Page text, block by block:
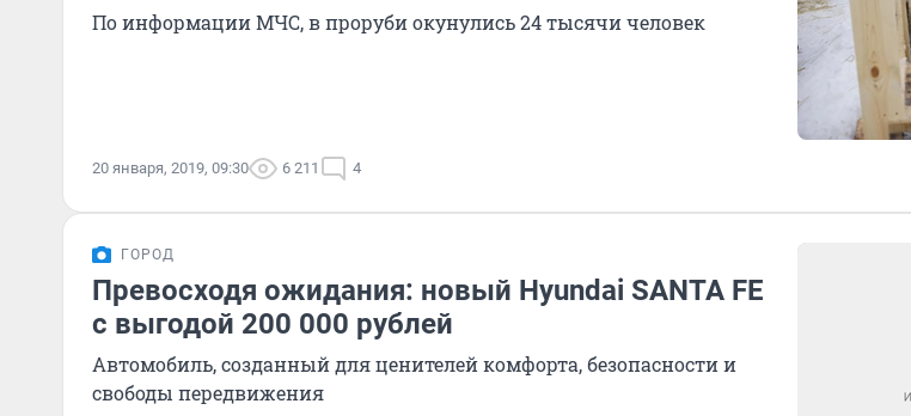
По информации МЧС, в проруби окунулись 24 тысячи человек
20 января, 2019, 09:30 6 211 4
ГОРОД
Превосходя ожидания: новый Hyundai SANTA FE
с выгодой 200 000 рублей
Автомобиль, созданный для ценителей комфорта, безопасности и
свободы передвижения